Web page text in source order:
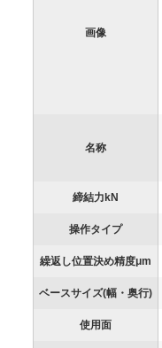
画像
名称
締結力kN
操作タイプ
繰返し位置決め精度μm
ベースサイズ(幅・奥行)
使用面